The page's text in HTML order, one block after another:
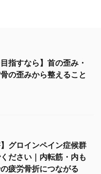
指すなら】首の歪み・
の歪みから整えること
】グロインペイン症候群
ださい｜内転筋・内も
疲労骨折につながる